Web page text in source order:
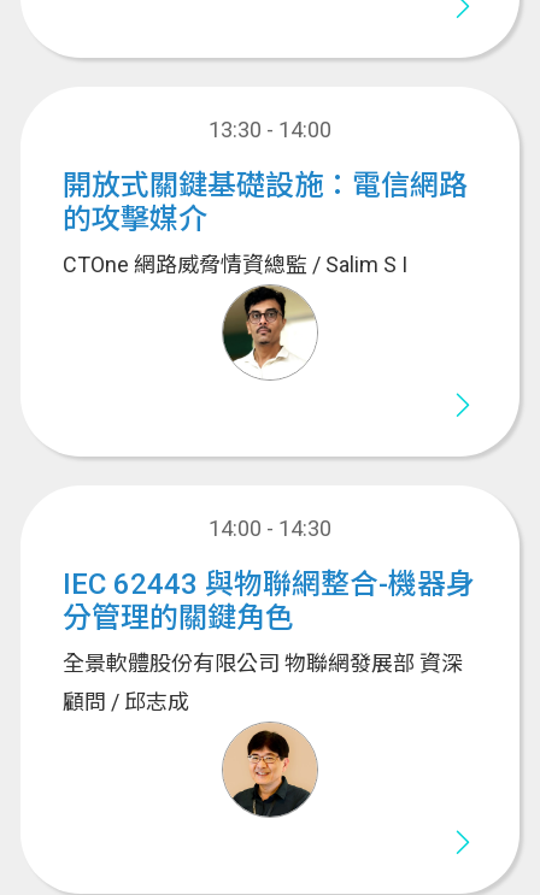
13:30 - 14:00
開放式關鍵基礎設施：電信網路
的攻擊媒介
CTOne 網路威脅情資總監 / Salim S I
14:00 - 14:30
IEC 62443 與物聯網整合-機器身
分管理的關鍵角色
全景軟體股份有限公司 物聯網發展部 資深
顧問 / 邱志成